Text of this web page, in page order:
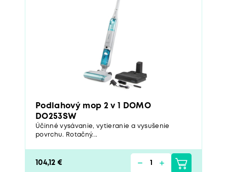
Podlahový mop 2 v 1 DOMO
DO253SW
Účinné vysávanie, vytieranie a vysušenie
povrchu. Rotačný...
104,12 €